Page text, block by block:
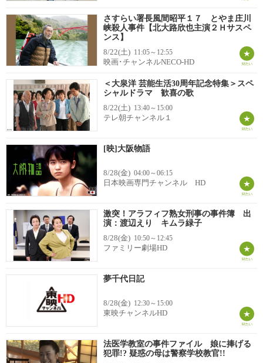
さすらい署長風間昭平１７ とやま庄川
峡殺人事件【北大路欣也主演２Ｈサスペ
ンス】
8/22(土) 11:05～12:55
映画･チャンネルNECO-HD
＜大泉洋 芸能生活30周年記念特集＞スペ
シャルドラマ 歓喜の歌
8/22(土) 13:40～15:00
テレ朝チャンネル１
[映]大阪物語
8/28(金) 04:00～06:15
日本映画専門チャンネル HD
激突！アラフィフ熟女刑事の事件簿 出
演：渡辺えり キムラ緑子
8/28(金) 10:50～12:45
ファミリー劇場HD
夢千代日記
8/28(金) 12:30～15:00
東映チャンネルHD
法医学教室の事件ファイル 娘に捧げる
犯罪!? 疑惑の母は警察学校教官!!